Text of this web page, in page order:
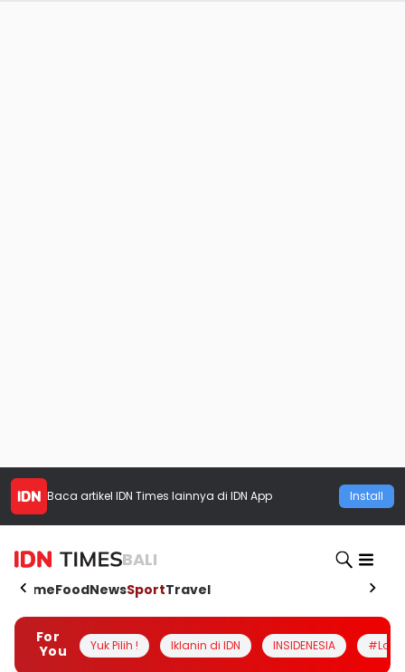
Baca artikel IDN Times lainnya di IDN App Install
BALI
HomeFoodNewsSportTravel
For
You
Yuk Pilih ! Iklanin di IDN INSIDENESIA